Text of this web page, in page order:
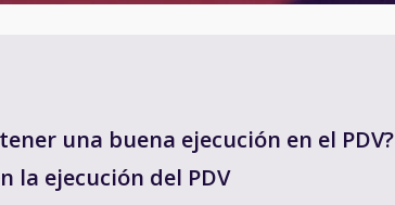
una buena ejecución en el PDV?
la ejecución del PDV